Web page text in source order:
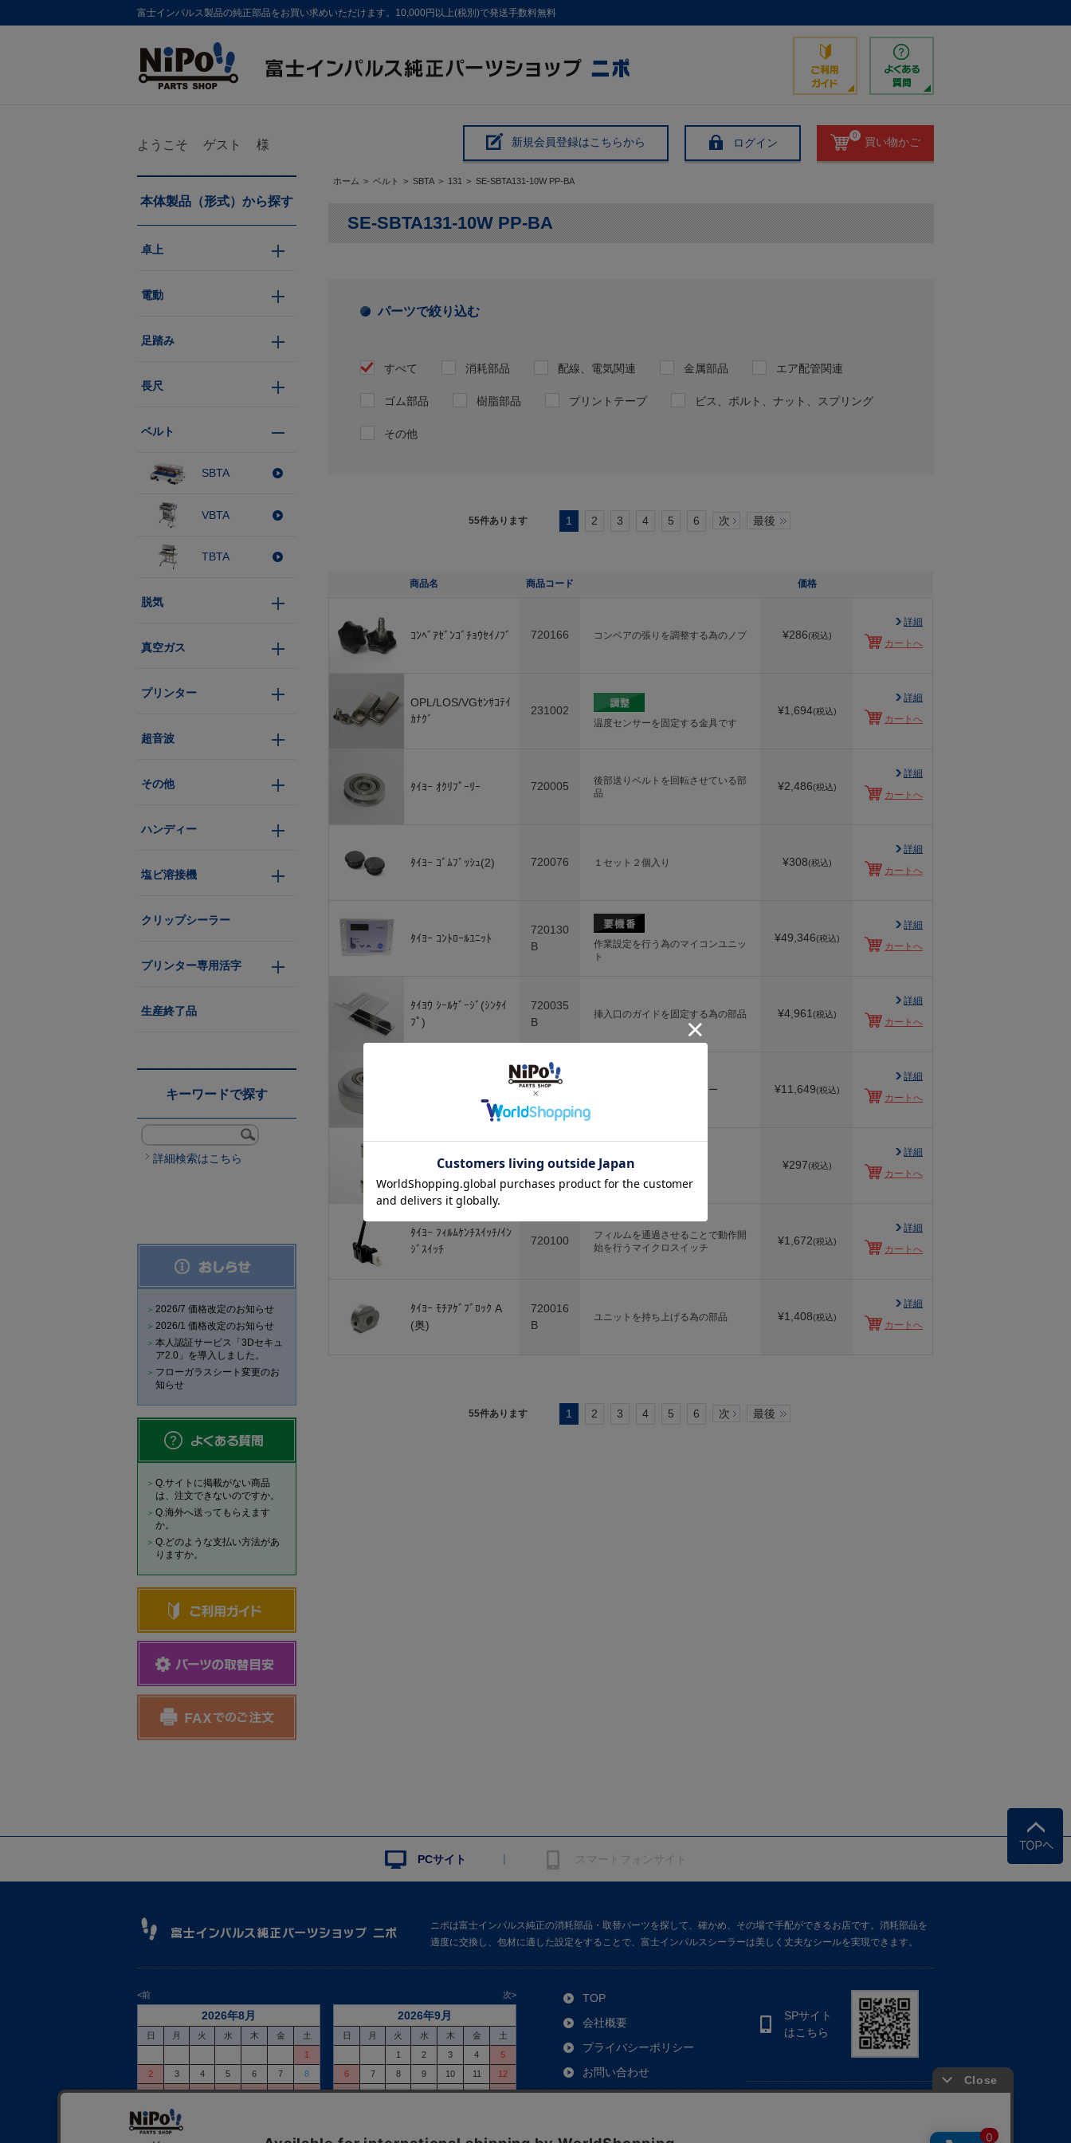
富士インパルス製品の純正部品をお買い求めいただけます。10,000円以上(税別)で発送手数料無料
ようこそ ゲスト 様 新規会員登録はこちらから ログイン
0
買い物かご
ホーム > ベルト > SBTA > 131 > SE-SBTA131-10W PP-BA
SE-SBTA131-10W PP-BA
パーツで絞り込む
すべて 消耗部品 配線、電気関連 金属部品 エア配管関連
ゴム部品 樹脂部品 プリントテープ ビス、ボルト、ナット、スプリング
その他
55件あります 1 2 3 4 5 6 次 最後
商品名 商品コード 価格
ｺﾝﾍﾞｱｾﾞﾝｺﾞﾁｮｳｾｲﾉﾌﾞ 720166 コンベアの張りを調整する為のノブ ¥286(税込)
詳細
カートへ
OPL/LOS/VGｾﾝｻｺﾃｲ
ｶﾅｸﾞ
231002
温度センサーを固定する金具です
¥1,694(税込)
詳細
カートへ
ﾀｲﾖｰ ｵｸﾘﾌﾟｰﾘｰ 720005
後部送りベルトを回転させている部
品
¥2,486(税込)
詳細
カートへ
ﾀｲﾖｰ ｺﾞﾑﾌﾞｯｼｭ(2) 720076 １セット２個入り ¥308(税込)
詳細
カートへ
ﾀｲﾖｰ ｺﾝﾄﾛｰﾙﾕﾆｯﾄ
720130
B
作業設定を行う為のマイコンユニッ
ト
¥49,346(税込)
詳細
カートへ
ﾀｲﾖｳ ｼｰﾙｹﾞｰｼﾞ(ｼﾝﾀｲ
ﾌﾟ)
720035
B
挿入口のガイドを固定する為の部品 ¥4,961 (税込)
詳細
カートへ
720000 ベルト前部の搬送用ローラー ¥11,649(税込)
詳細
カートへ
ﾀｲﾖｰ/FCB ﾋｭｰｽﾞ(15
720093 ガラス管ヒューズ ¥297(税込)
詳細
カートへ
ﾀｲﾖｰ ﾌｨﾙﾑｹﾝﾁｽｲｯﾁ/ｲﾝ
ｼﾞｽｲｯﾁ
720100
フィルムを通過させることで動作開
始を行うマイクロスイッチ
¥1,672(税込)
詳細
カートへ
ﾀｲﾖｰ ﾓﾁｱｹﾞﾌﾞﾛｯｸ A
(奥)
720016
B
ユニットを持ち上げる為の部品 ¥1,408(税込)
詳細
カートへ
55件あります 1 2 3 4 5 6 次 最後
本体製品（形式）から探す
卓上
電動
足踏み
長尺
ベルト
SBTA
VBTA
TBTA
脱気
真空ガス
プリンター
超音波
その他
ハンディー
塩ビ溶接機
クリップシーラー
プリンター専用活字
生産終了品
キーワードで探す
詳細検索はこちら
2026/7 価格改定のお知らせ
2026/1 価格改定のお知らせ
本人認証サービス「3Dセキュ
ア2.0」を導入しました。
フローガラスシート変更のお
知らせ
Q.サイトに掲載がない商品
は、注文できないのですか。
Q.海外へ送ってもらえます
か。
Q.どのような支払い方法があ
りますか。
PCサイト | スマートフォンサイト
ニポは富士インパルス純正の消耗部品・取替パーツを探して、確かめ、その場で手配ができるお店です。消耗部品を
適度に交換し、包材に適した設定をすることで、富士インパルスシーラーは美しく丈夫なシールを実現できます。
<前 次>
2026年8月
日 月 火 水 木 金
土
1
2
3 4 5 6 7
8
9
10 11 12 13 14
15
16
17
23
24
2026年9月
日 月 火 水 木 金
土
1
2 3 4
5
6
7 8 9 10 11
12
13
14 15 16 17 18
19
TOP
会社概要
プライバシーポリシー
お問い合わせ
ご利用ガイド
SPサイト
はこちら